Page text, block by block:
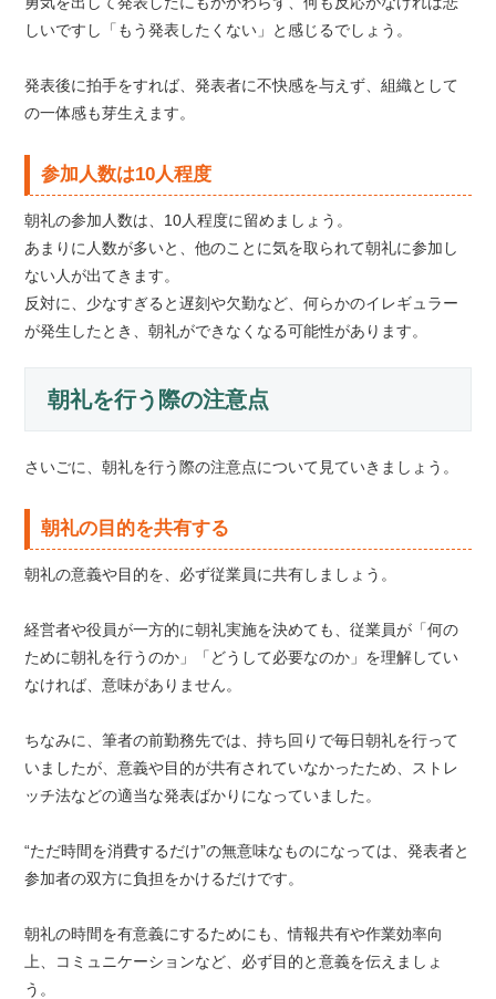
しいですし「もう発表したくない」と感じるでしょう。
発表後に拍手をすれば、発表者に不快感を与えず、組織として
の一体感も芽生えます。
参加人数は10人程度
朝礼の参加人数は、10人程度に留めましょう。
あまりに人数が多いと、他のことに気を取られて朝礼に参加し
ない人が出てきます。
反対に、少なすぎると遅刻や欠勤など、何らかのイレギュラー
が発生したとき、朝礼ができなくなる可能性があります。
朝礼を行う際の注意点
さいごに、朝礼を行う際の注意点について見ていきましょう。
朝礼の目的を共有する
朝礼の意義や目的を、必ず従業員に共有しましょう。
経営者や役員が一方的に朝礼実施を決めても、従業員が「何の
ために朝礼を行うのか」「どうして必要なのか」を理解してい
なければ、意味がありません。
ちなみに、筆者の前勤務先では、持ち回りで毎日朝礼を行って
いましたが、意義や目的が共有されていなかったため、ストレ
ッチ法などの適当な発表ばかりになっていました。
“ただ時間を消費するだけ”の無意味なものになっては、発表者と
参加者の双方に負担をかけるだけです。
朝礼の時間を有意義にするためにも、情報共有や作業効率向
上、コミュニケーションなど、必ず目的と意義を伝えましょ
う。